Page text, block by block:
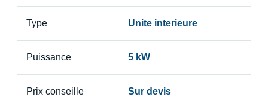
Type Unite interieure
Puissance 5 kW
Prix conseille Sur devis